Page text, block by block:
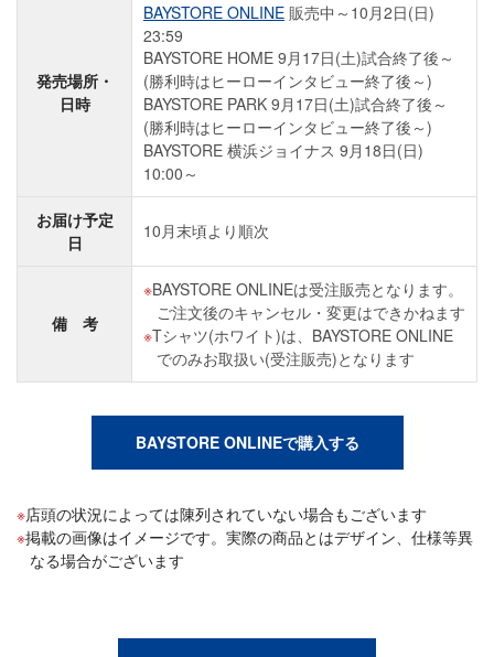
発売場所・
日時
BAYSTORE ONLINE 販売中～10月2日(日)
23:59
BAYSTORE HOME 9月17日(土)試合終了後～
(勝利時はヒーローインタビュー終了後～)
BAYSTORE PARK 9月17日(土)試合終了後～
(勝利時はヒーローインタビュー終了後～)
BAYSTORE 横浜ジョイナス 9月18日(日)
10:00～
お届け予定
日
10月末頃より順次
備 考
BAYSTORE ONLINEは受注販売となります。
ご注文後のキャンセル・変更はできかねます
Tシャツ(ホワイト)は、BAYSTORE ONLINE
でのみお取扱い(受注販売)となります
BAYSTORE ONLINEで購入する
店頭の状況によっては陳列されていない場合もございます
掲載の画像はイメージです。実際の商品とはデザイン、仕様等異
なる場合がございます